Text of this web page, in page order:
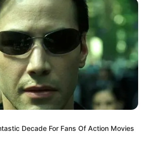
BOGOTÁ EN GOOGLE NEWS
SECUESTRADO EN CESAR
EN ALERTA
Decade For Fans Of Action Movies